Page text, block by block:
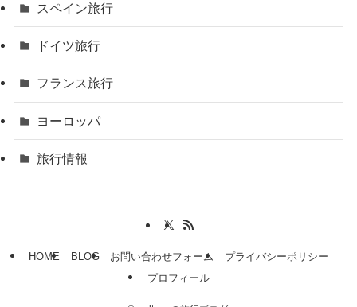
スペイン旅行
ドイツ旅行
フランス旅行
ヨーロッパ
旅行情報
HOME BLOG お問い合わせフォーム
プライバシーポリシー
プロフィール